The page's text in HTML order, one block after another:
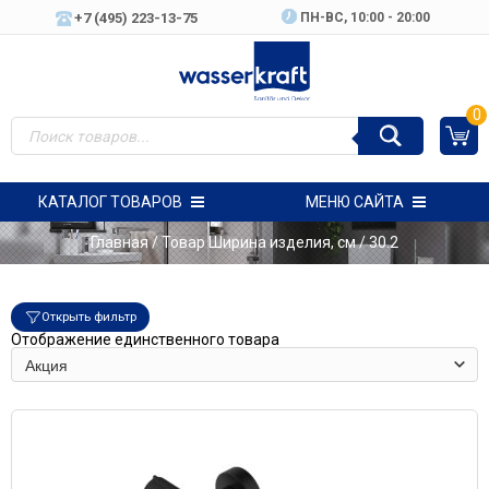
+7 (495) 223-13-75 ПН-ВC, 10:00 - 20:00
0
КАТАЛОГ ТОВАРОВ МЕНЮ САЙТА
Главная/ Товар Ширина изделия, см / 30.2
Открыть фильтр
Отображение единственного товара